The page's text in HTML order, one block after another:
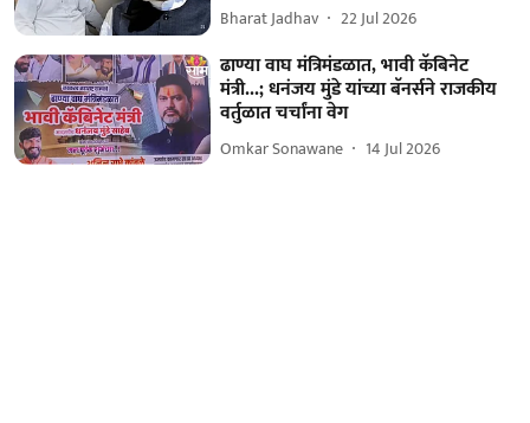
Bharat Jadhav 22 Jul 2026
ढाण्या वाघ मंत्रिमंडळात, भावी कॅबिनेट
मंत्री...; धनंजय मुंडे यांच्या बॅनर्सने राजकीय
वर्तुळात चर्चांना वेग
Omkar Sonawane 14 Jul 2026